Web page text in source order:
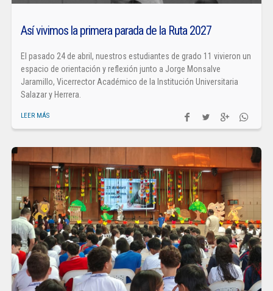
Así vivimos la primera parada de la Ruta 2027
El pasado 24 de abril, nuestros estudiantes de grado 11 vivieron un
espacio de orientación y reflexión junto a Jorge Monsalve
Jaramillo, Vicerrector Académico de la Institución Universitaria
Salazar y Herrera.
LEER MÁS